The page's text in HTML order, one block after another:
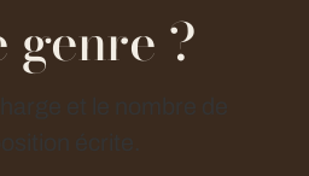
genre ?